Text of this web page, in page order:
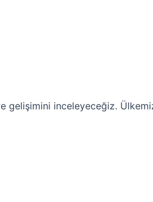
gelişimini inceleyeceğiz.